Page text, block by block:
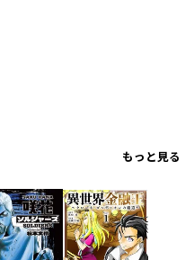
もっと見る